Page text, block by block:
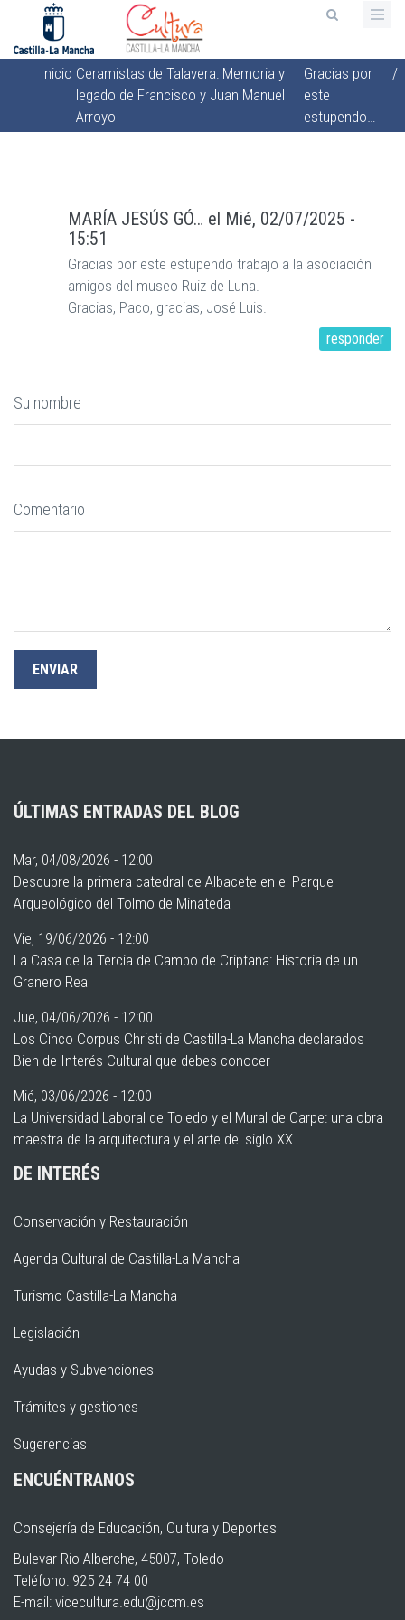
contenido
principal
Sobrescribir
enlaces
de
navegación
Inicio Ceramistas de Talavera: Memoria y
legado de Francisco y Juan Manuel
Arroyo
Gracias por
este
estupendo…
/
MARÍA JESÚS GÓ… el Mié, 02/07/2025 -
15:51
Gracias por este estupendo trabajo a la asociación
amigos del museo Ruiz de Luna.
Gracias, Paco, gracias, José Luis.
responder
Su nombre
Comentario
ÚLTIMAS ENTRADAS DEL BLOG
Mar, 04/08/2026 - 12:00
Descubre la primera catedral de Albacete en el Parque
Arqueológico del Tolmo de Minateda
Vie, 19/06/2026 - 12:00
La Casa de la Tercia de Campo de Criptana: Historia de un
Granero Real
Jue, 04/06/2026 - 12:00
Los Cinco Corpus Christi de Castilla-La Mancha declarados
Bien de Interés Cultural que debes conocer
Mié, 03/06/2026 - 12:00
La Universidad Laboral de Toledo y el Mural de Carpe: una obra
maestra de la arquitectura y el arte del siglo XX
DE INTERÉS
Conservación y Restauración
Agenda Cultural de Castilla-La Mancha
Turismo Castilla-La Mancha
Legislación
Ayudas y Subvenciones
Trámites y gestiones
Sugerencias
ENCUÉNTRANOS
Consejería de Educación, Cultura y Deportes
Bulevar Rio Alberche, 45007, Toledo
Teléfono: 925 24 74 00
E-mail: vicecultura.edu@jccm.es